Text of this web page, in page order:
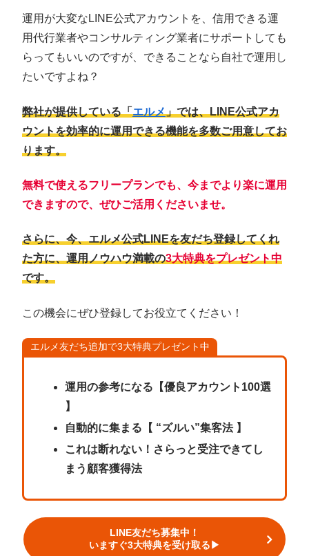
運用が大変なLINE公式アカウントを、信用できる運
用代行業者やコンサルティング業者にサポートしても
らってもいいのですが、できることなら自社で運用し
たいですよね？
弊社が提供している「エルメ」では、LINE公式アカ
ウントを効率的に運用できる機能を多数ご用意してお
ります。
無料で使えるフリープランでも、今までより楽に運用
できますので、ぜひご活用くださいませ。
さらに、今、エルメ公式LINEを友だち登録してくれ
た方に、運用ノウハウ満載の3大特典をプレゼント中
です。
この機会にぜひ登録してお役立てください！
エルメ友だち追加で3大特典プレゼント中
運用の参考になる【優良アカウント100選
】
自動的に集まる【 “ズルい”集客法 】
これは断れない！さらっと受注できてし
まう顧客獲得法
LINE友だち募集中！
いますぐ3大特典を受け取る▶︎